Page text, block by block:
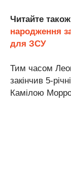
Читайте
народження
для ЗСУ
Тим часом
закінчив 5-
Камілою